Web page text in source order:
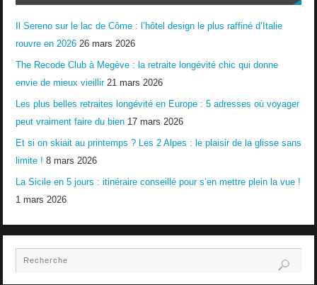
Il Sereno sur le lac de Côme : l’hôtel design le plus raffiné d’Italie
rouvre en 2026 26 mars 2026
The Recode Club à Megève : la retraite longévité chic qui donne
envie de mieux vieillir 21 mars 2026
Les plus belles retraites longévité en Europe : 5 adresses où voyager
peut vraiment faire du bien 17 mars 2026
Et si on skiait au printemps ? Les 2 Alpes : le plaisir de la glisse sans
limite ! 8 mars 2026
La Sicile en 5 jours : itinéraire conseillé pour s’en mettre plein la vue !
1 mars 2026